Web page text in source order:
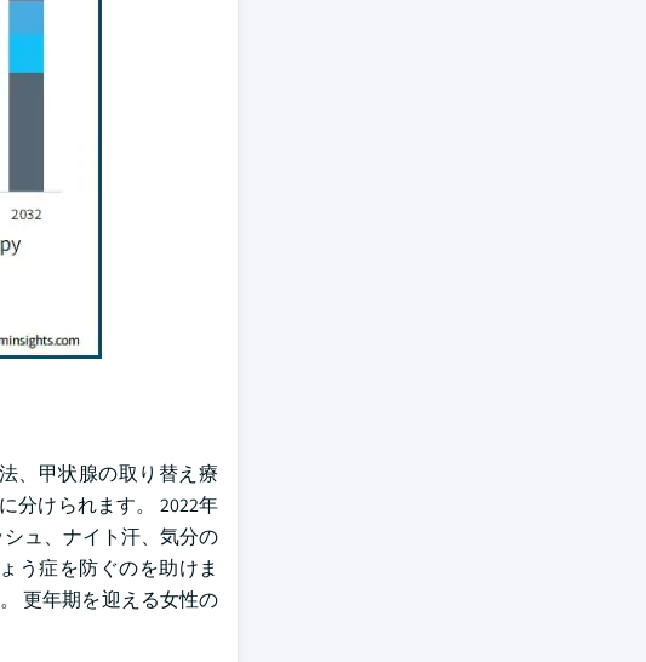
、甲状腺の取り替え療
分けられます。 2022年
ュ、ナイト汗、気分の
う症を防ぐのを助けま
更年期を迎える女性の